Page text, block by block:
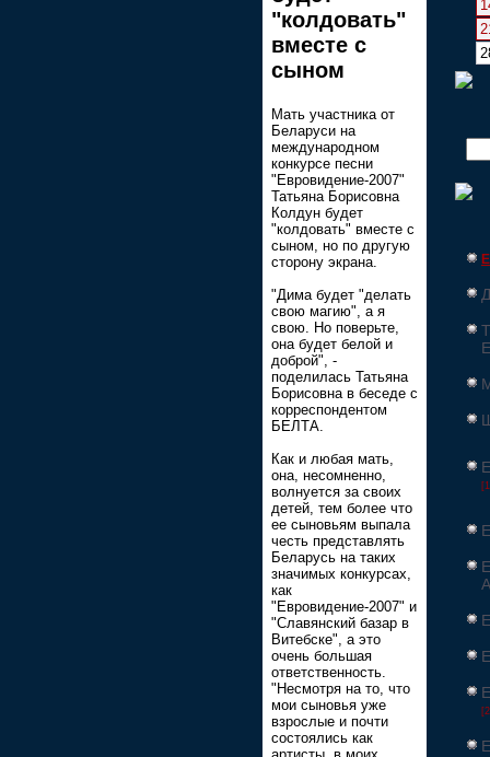
"колдовать"
вместе с
сыном
Мать участника от
Беларуси на
международном
конкурсе песни
"Евровидение-2007"
Татьяна Борисовна
Колдун будет
"колдовать" вместе с
сыном, но по другую
сторону экрана.
"Дима будет "делать
свою магию", а я
свою. Но поверьте,
она будет белой и
доброй", -
поделилась Татьяна
Борисовна в беседе с
корреспондентом
БЕЛТА.
Как и любая мать,
она, несомненно,
волнуется за своих
детей, тем более что
ее сыновьям выпала
честь представлять
Беларусь на таких
значимых конкурсах,
как
"Евровидение-2007" и
"Славянский базар в
Витебске", а это
очень большая
ответственность.
"Несмотря на то, что
мои сыновья уже
взрослые и почти
состоялись как